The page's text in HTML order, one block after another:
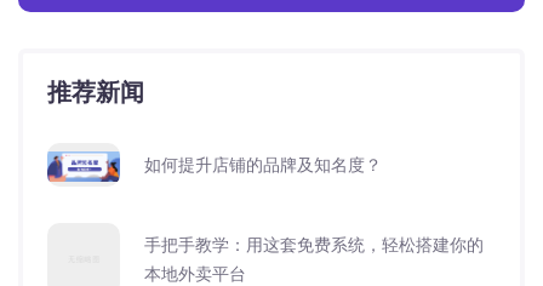
推荐新闻
如何提升店铺的品牌及知名度？
手把手教学：用这套免费系统，轻松搭建你的
本地外卖平台